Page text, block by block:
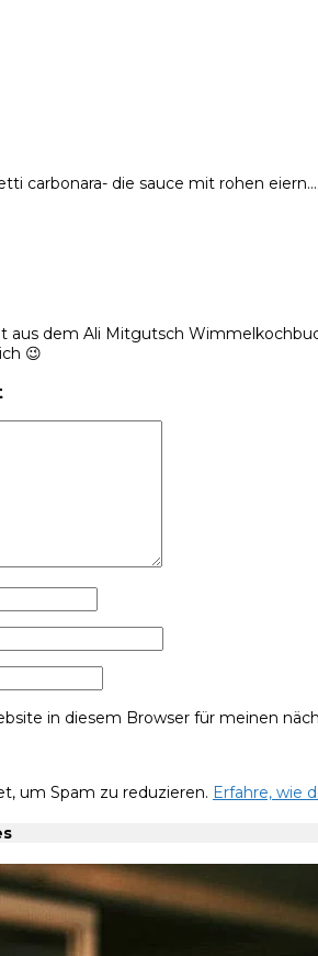
carbonara- die sauce mit rohen
aus dem Ali Mitgutsch
😉
in diesem Browser für meinen
um Spam zu reduzieren. Erfahre, wie